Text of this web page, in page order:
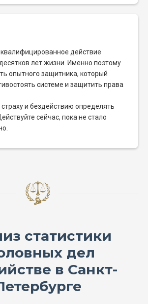
действие
лет жизни. Именно поэтому
опытного защитника, который
системе и защитить права
страху и бездействию определять
сейчас, пока не стало
статистики
дел
в Санкт-